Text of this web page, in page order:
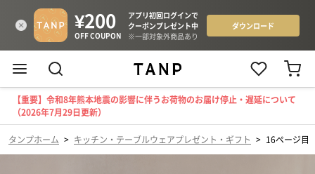
【重要】令和8年熊本地震の影響に伴うお荷物のお届け停止・遅延について
（2026年7月29日更新）
タンプホーム > キッチン・テーブルウェアプレゼント・ギフト > 16ページ目